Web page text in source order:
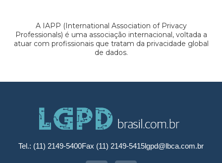
A IAPP (International Association of Privacy
Professionals) é uma associação internacional, voltada a
atuar com profissionais que tratam da privacidade global
de dados.
Tel.: (11) 2149-5400Fax (11) 2149-5415lgpd@lbca.com.br